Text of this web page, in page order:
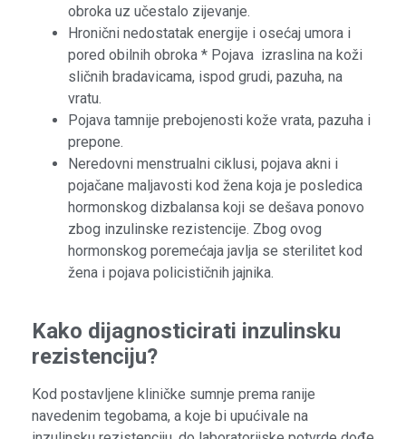
obroka uz učestalo zijevanje.
Hronični nedostatak energije i osećaj umora i
pored obilnih obroka * Pojava izraslina na koži
sličnih bradavicama, ispod grudi, pazuha, na
vratu.
Pojava tamnije prebojenosti kože vrata, pazuha i
prepone.
Neredovni menstrualni ciklusi, pojava akni i
pojačane maljavosti kod žena koja je posledica
hormonskog dizbalansa koji se dešava ponovo
zbog inzulinske rezistencije. Zbog ovog
hormonskog poremećaja javlja se sterilitet kod
žena i pojava policističnih jajnika.
Kako dijagnosticirati inzulinsku
rezistenciju?
Kod postavljene kliničke sumnje prema ranije
navedenim tegobama, a koje bi upućivale na